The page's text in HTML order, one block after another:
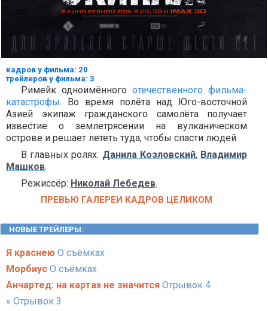
кадров у фильма: 20
трейлеров у фильма: 3
Римейк одноимённогоотечественного фильма-
катастрофы. Во время полёта над Юго-восточной
Азией экипаж гражданского самолёта получает
известие о землетрясении на вулканическом
острове и решает лететь туда, чтобы спасти людей.
В главных ролях: Данила Козловский, Владимир
Машков.
Режиссёр: Николай Лебедев.
ПРЕВЬЮ ГАЛЕРЕИ КАДРОВ ЦЕЛИКОМ
НОВЫЕ ТРЕЙЛЕРЫ:
Я краснею О съёмках
Морбиус О съёмках
Анчартед: на картах не значится Отрывок 4
» Отрывок 3